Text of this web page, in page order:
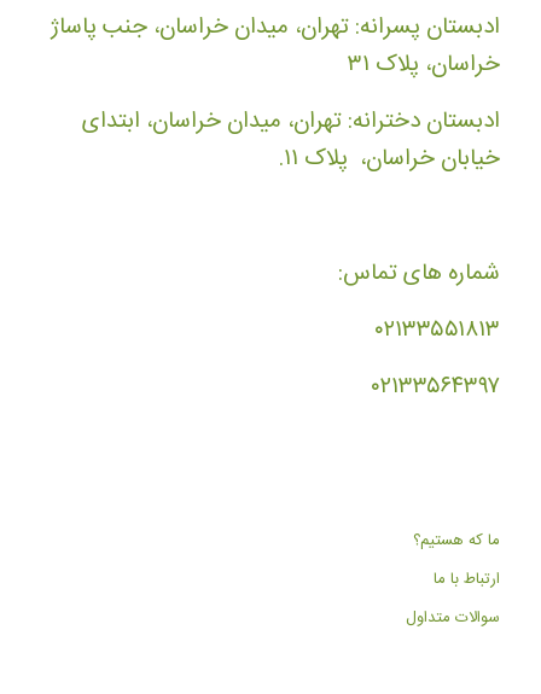
ادبستان پسرانه: تهران، میدان خراسان، جنب پاساژ
خراسان، پلاک ۳۱
ادبستان دخترانه: تهران، میدان خراسان، ابتدای
خیابان خراسان، پلاک ۱۱.
شماره های تماس:
۰۲۱۳۳۵۵۱۸۱۳
۰۲۱۳۳۵۶۴۳۹۷
ما که هستیم؟
ارتباط با ما
سوالات متداول